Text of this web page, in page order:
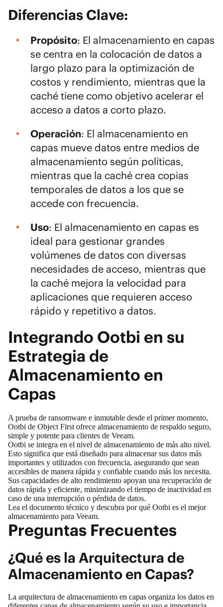
Diferencias Clave:
Propósito: El almacenamiento en capas
se centra en la colocación de datos a
largo plazo para la optimización de
costos y rendimiento, mientras que la
caché tiene como objetivo acelerar el
acceso a datos a corto plazo.
Operación: El almacenamiento en
capas mueve datos entre medios de
almacenamiento según políticas,
mientras que la caché crea copias
temporales de datos a los que se
accede con frecuencia.
Uso: El almacenamiento en capas es
ideal para gestionar grandes
volúmenes de datos con diversas
necesidades de acceso, mientras que
la caché mejora la velocidad para
aplicaciones que requieren acceso
rápido y repetitivo a datos.
Integrando Ootbi en su
Estrategia de
Almacenamiento en
Capas
A prueba de ransomware e inmutable desde el primer momento,
Ootbi de Object First ofrece almacenamiento de respaldo seguro,
simple y potente para clientes de Veeam.
Ootbi se integra en el nivel de almacenamiento de más alto nivel.
Esto significa que está diseñado para almacenar sus datos más
importantes y utilizados con frecuencia, asegurando que sean
accesibles de manera rápida y confiable cuando más los necesita.
Sus capacidades de alto rendimiento apoyan una recuperación de
datos rápida y eficiente, minimizando el tiempo de inactividad en
caso de una interrupción o pérdida de datos.
Lea el documento técnico y descubra por qué Ootbi es el mejor
almacenamiento para Veeam.
Preguntas Frecuentes
¿Qué es la Arquitectura de
Almacenamiento en Capas?
La arquitectura de almacenamiento en capas organiza los datos en